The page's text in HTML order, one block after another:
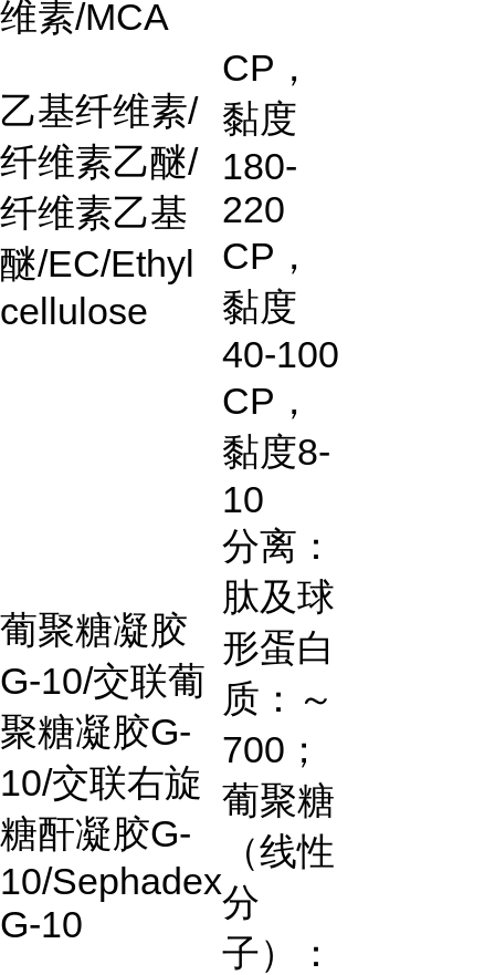
维素/MCA
乙基纤维素/
纤维素乙醚/
纤维素乙基
醚/EC/Ethyl
cellulose
CP ，
黏度
180-
220
CP ，
黏度
40-100
CP ，
黏度8-
10
葡聚糖凝胶
G-10/交联葡
聚糖凝胶G-
10/交联右旋
糖酐凝胶G-
10/Sephadex
G-10
分离：
肽及球
形蛋白
质：～
700 ；
葡聚糖
（线性
分
子）：